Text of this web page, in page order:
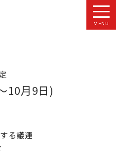
MENU
10月9日)
る議連